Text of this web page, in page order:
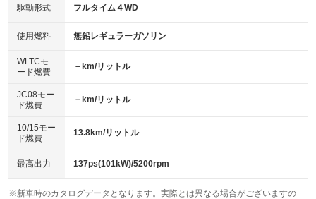
USB入力端子
：装備なし
100V電源
：装備なし
センターデフロック
：装備なし
電動格納ミラー
：装備なし
HID(キセノンライト)
：装備あり
バックカメラ
：装備あり
エアロ
：装備なし
：装備なし
パワーシート
ベンチシート
：装備なし
チップアップシート
：装備なし
：装備なし ：装備なし
駆動形式 フルタイム４WD
使用燃料 無鉛レギュラーガソリン
WLTCモ
ード燃費
－km/リットル
JC08モー
ド燃費
－km/リットル
10/15モー
ド燃費
13.8km/リットル
最高出力 137ps(101kW)/5200rpm
※新車時のカタログデータとなります。実際とは異なる場合がございますの